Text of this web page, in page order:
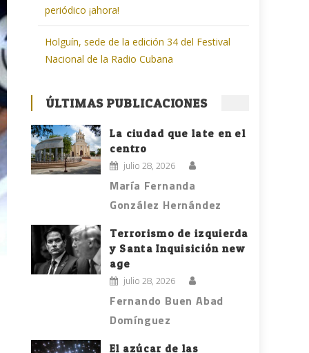
periódico ¡ahora!
Holguín, sede de la edición 34 del Festival
Nacional de la Radio Cubana
ÚLTIMAS PUBLICACIONES
La ciudad que late en el
centro
julio 28, 2026
María Fernanda
González Hernández
Terrorismo de izquierda
y Santa Inquisición new
age
julio 28, 2026
Fernando Buen Abad
Domínguez
El azúcar de las